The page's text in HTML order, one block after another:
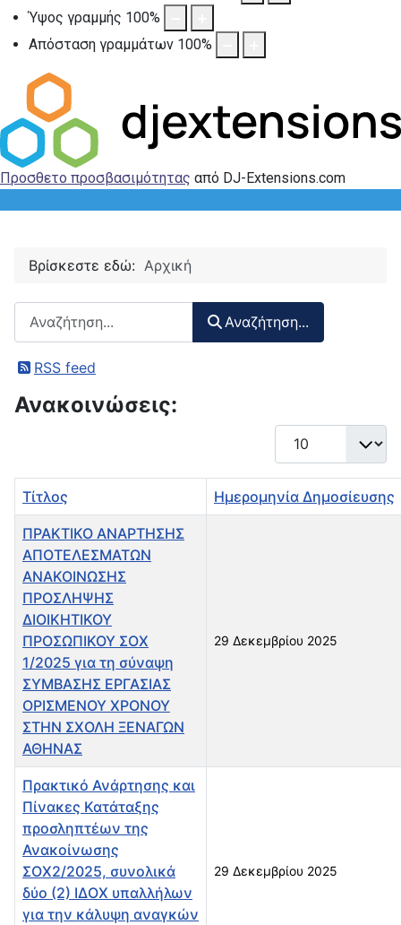
Ύψος γραμμής 100%
Απόσταση γραμμάτων 100%
Προσθετο προσβασιμότητας από DJ-Extensions.com
Βρίσκεστε εδώ: Αρχική
Αναζήτηση περιεχομένου :
Αναζήτηση...
RSS feed
Ανακοινώσεις:
Εμφάνιση #
Τίτλος Ημερομηνία Δημοσίευσης
ΠΡΑΚΤΙΚΟ ΑΝΑΡΤΗΣΗΣ
ΑΠΟΤΕΛΕΣΜΑΤΩΝ
ΑΝΑΚΟΙΝΩΣΗΣ
ΠΡΟΣΛΗΨΗΣ
ΔΙΟΙΚΗΤΙΚΟΥ
ΠΡΟΣΩΠΙΚΟΥ ΣΟΧ
1/2025 για τη σύναψη
ΣΥΜΒΑΣΗΣ ΕΡΓΑΣΙΑΣ
ΟΡΙΣΜΕΝΟΥ ΧΡΟΝΟΥ
ΣΤΗΝ ΣΧΟΛΗ ΞΕΝΑΓΩΝ
ΑΘΗΝΑΣ
29 Δεκεμβρίου 2025
Πρακτικό Ανάρτησης και
Πίνακες Κατάταξης
προσληπτέων της
Ανακοίνωσης
ΣΟΧ2/2025, συνολικά
δύο (2) ΙΔΟΧ υπαλλήλων
για την κάλυψη αναγκών
29 Δεκεμβρίου 2025